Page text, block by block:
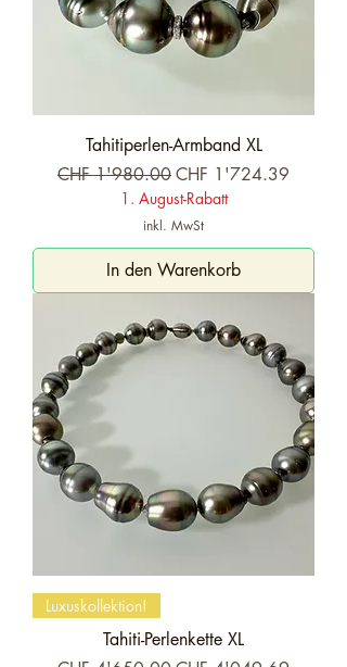
Tahitiperlen-Armband XL
Standardpreis
CHF 1'980.00Sale-Preis
CHF 1'724.39
1. August-Rabatt
inkl. MwSt
In den Warenkorb
Luxuskollektion!
Tahiti-Perlenkette XL